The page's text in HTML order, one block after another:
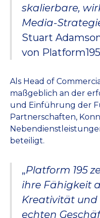
skalierbare,
Media-
Stuart
von
Als Head of
maßgeblich an der
und Einführung der
Partnerschaften,
beteiligt.
„Platform 195
ihre Fähigkeit
Kreativität und
echten